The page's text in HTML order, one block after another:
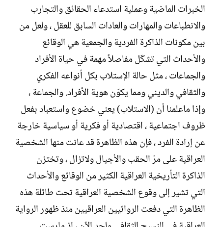
الخبرات الماضية وعملية استدعاء الحقائق والتجارب
والانطباعات والمهارات والعادات السابق للعقل ، ولعل من
بين مكونات الذاكرة الفردية والجمعية هي الوقائع
والأحداث التي تشكّل مفاصلاً مهمة في حياة الأفراد
والجماعات ، مثل حالة الإستلاب بكل أنواعه الفكري
والثقافي والديني ومما يكوّن هوية الأفراد. والجماعة ،
وإذا ماعلمنا أن (الاستلاب) يعني خضوع واستعباد بفعل
ظروف اجتماعية ، اقتصادية أو فكرية أو سياسية خارجة
عن إرادة الفرد ، فإن هذه الظاهرة قد عانت منها الشخصية
العراقية على مرّ الحقب والأجيال ولاتزال ، وتختزن
الذاكرة التأريخية العراقية الكثير من الوقائع والأحداث
التي تشير إلى وقوع الشخصية العراقية تحت طائلة هذه
الظاهرة التي دفعت الروائيين العراقيين منذ ظهور الرواية